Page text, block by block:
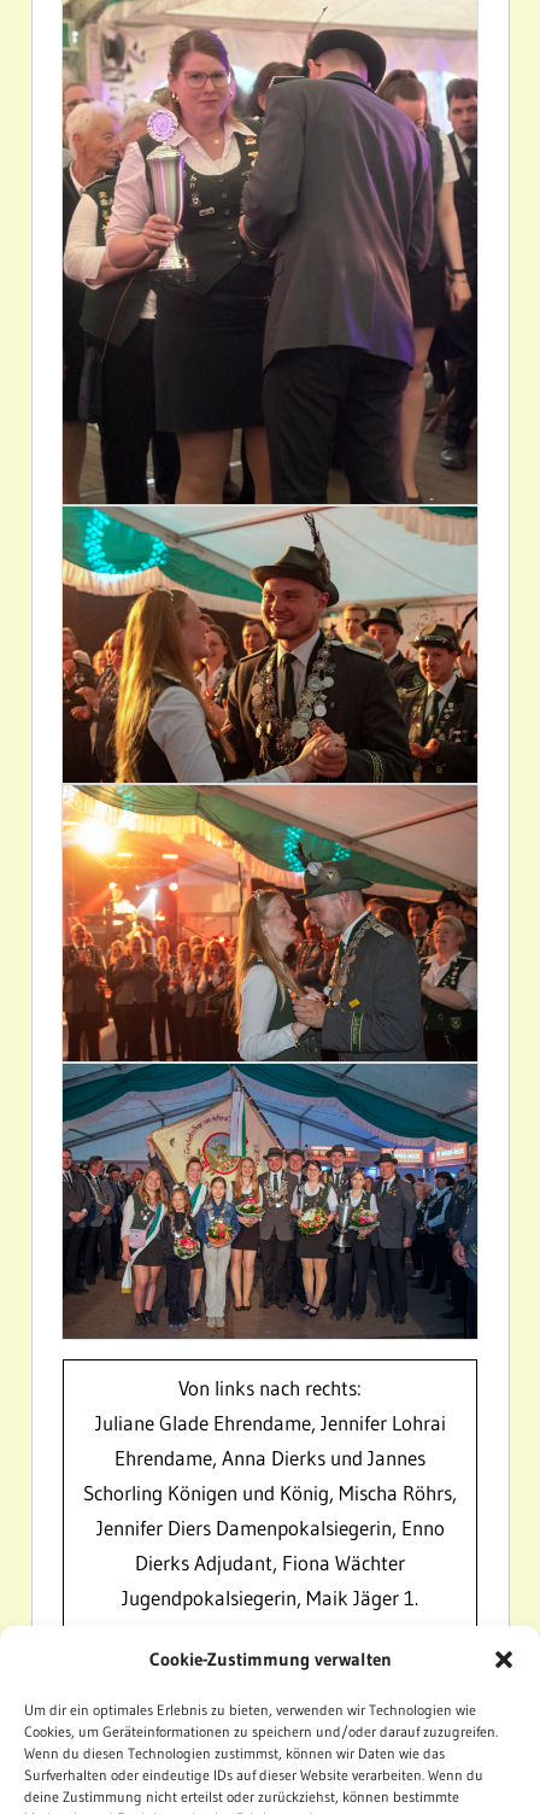
Cookie-Zustimmung verwalten
Um dir ein optimales Erlebnis zu bieten, verwenden wir Technologien wie
Cookies, um Geräteinformationen zu speichern und/oder darauf zuzugreifen.
Wenn du diesen Technologien zustimmst, können wir Daten wie das
Surfverhalten oder eindeutige IDs auf dieser Website verarbeiten. Wenn du
deine Zustimmung nicht erteilst oder zurückziehst, können bestimmte
Von links nach rechts:
Juliane Glade Ehrendame, Jennifer Lohrai
Ehrendame, Anna Dierks und Jannes
Schorling Königen und König, Mischa Röhrs,
Jennifer Diers Damenpokalsiegerin, Enno
Dierks Adjudant, Fiona Wächter
Jugendpokalsiegerin, Maik Jäger 1.
Joelin Willer und Prinzessin Ronja Kruse
SCHÜTZENFESTE SCHÜTZENVEREIN